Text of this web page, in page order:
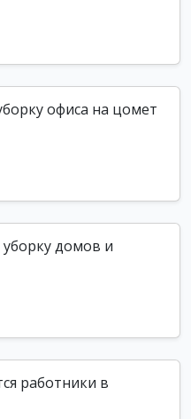
офиса на цомет
уборку домов и
работники в